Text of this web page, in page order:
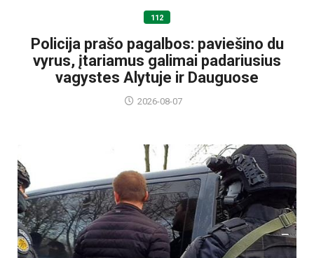
112
Policija prašo pagalbos: paviešino du
vyrus, įtariamus galimai padariusius
vagystes Alytuje ir Dauguose
2026-08-07